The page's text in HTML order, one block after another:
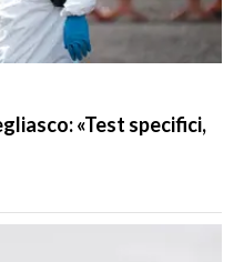
«Test specifici,